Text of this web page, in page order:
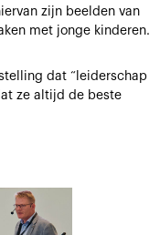
zijn beelden van
met jonge kinderen.
dat “leiderschap
ze altijd de beste